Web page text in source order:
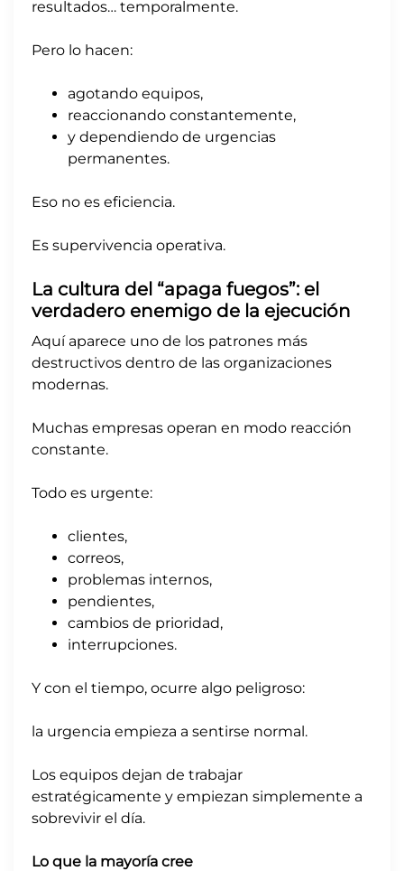
resultados… temporalmente.
Pero lo hacen:
agotando equipos,
reaccionando constantemente,
y dependiendo de urgencias
permanentes.
Eso no es eficiencia.
Es supervivencia operativa.
La cultura del “apaga fuegos”: el
verdadero enemigo de la ejecución
Aquí aparece uno de los patrones más
destructivos dentro de las organizaciones
modernas.
Muchas empresas operan en modo reacción
constante.
Todo es urgente:
clientes,
correos,
problemas internos,
pendientes,
cambios de prioridad,
interrupciones.
Y con el tiempo, ocurre algo peligroso:
la urgencia empieza a sentirse normal.
Los equipos dejan de trabajar
estratégicamente y empiezan simplemente a
sobrevivir el día.
Lo que la mayoría cree